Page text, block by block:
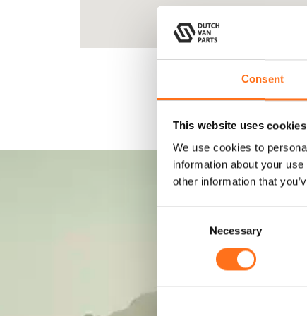
Consent
This website uses cookies
We use cookies to
information about your
other information that
Necessary